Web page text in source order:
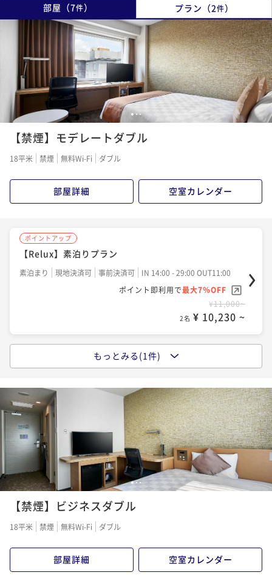
部屋 （7件） プラン （2件）
123
【禁煙】モデレートダブル
18平米 禁煙 無料Wi-Fi ダブル
部屋詳細 空室カレンダー
ポイントアップ
【Relux】素泊りプラン
素泊まり 現地決済可 事前決済可
IN 14:00 - 29:00 OUT11:00
ポイント即利用で最大7％OFF
¥11,000~
2名 ¥ 10,230 ~
【Relux】朝食付プラン
朝食付き 現地決済可 事前決済可
IN 14:00 - 27:00 OUT11:00
ポイント即利用で最大7％OFF
¥14,080~
2名 ¥ 13,094 ~
もっとみる(1件)
123
【禁煙】ビジネスダブル
18平米 禁煙 無料Wi-Fi ダブル
部屋詳細 空室カレンダー